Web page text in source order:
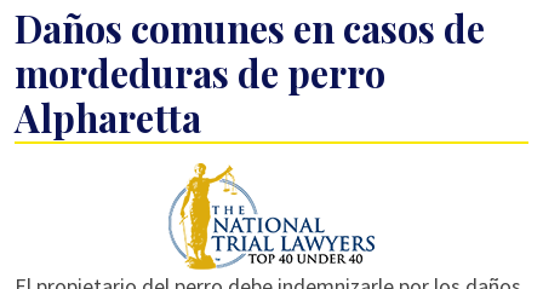
Daños comunes en casos de
mordeduras de perro
Alpharetta